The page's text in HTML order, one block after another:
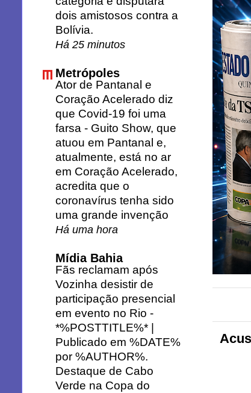
dois amistosos contra a
Bolívia.
Há 25 minutos
Metrópoles
Ator de Pantanal e
Coração Acelerado diz
que Covid-19 foi uma
farsa - Guito Show, que
atuou em Pantanal e,
atualmente, está no ar
em Coração Acelerado,
acredita que o
coronavírus tenha sido
uma grande invenção
Há uma hora
Mídia Bahia
Fãs reclamam após
Vozinha desistir de
participação presencial
em evento no Rio -
*%POSTTITLE%* |
Publicado em %DATE%
por %AUTHOR%.
Destaque de Cabo
Verde na Copa do